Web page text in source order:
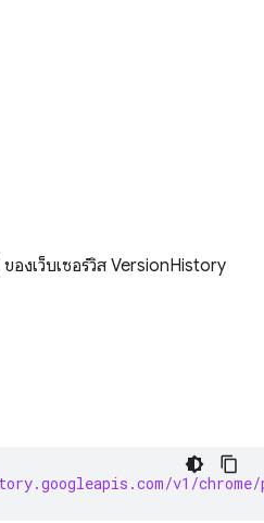
องเว็บเซอร์วิส VersionHistory
v1/